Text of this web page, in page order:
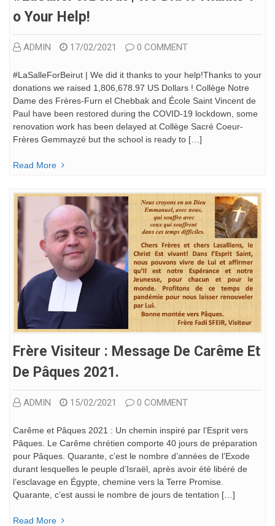
O Your Help!
ADMIN 17/02/2021 0 COMMENT
#LaSalleForBeirut | We did it thanks to your help!Thanks to your
donations we raised 1,806,678.97 US Dollars ! Collège Notre
Dame des Frères-Furn el Chebbak and École Saint Vincent de
Paul have been restored during the COVID-19 lockdown, some
renovation work has been delayed at Collège Sacré Coeur-
Frères Gemmayzé but the school is ready to […]
Read More
Frère Visiteur : Message De Carême Et
De Pâques 2021.
ADMIN 15/02/2021 0 COMMENT
Carême et Pâques 2021 : Un chemin inspiré par l’Esprit vers
Pâques. Le Carême chrétien comporte 40 jours de préparation
pour Pâques. Quarante, c’est le nombre d’années de l’Exode
durant lesquelles le peuple d’Israël, après avoir été libéré de
l’esclavage en Égypte, chemine vers la Terre Promise.
Quarante, c’est aussi le nombre de jours de tentation […]
Read More